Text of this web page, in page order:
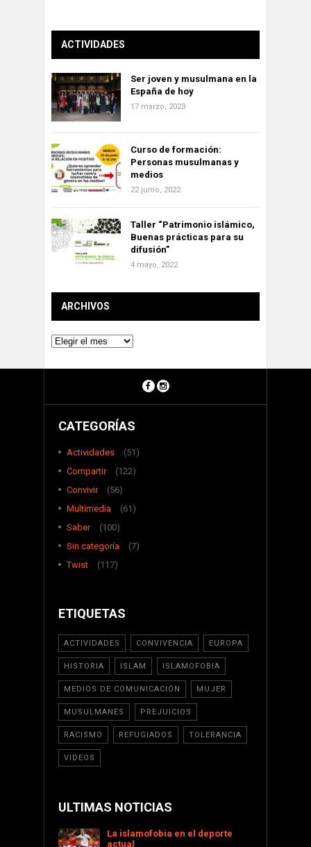
ACTIVIDADES
Ser joven y musulmana en la
España de hoy
17 marzo, 2023
Curso de formación:
Personas musulmanas y
medios
22 junio, 2022
Taller “Patrimonio islámico,
Buenas prácticas para su
difusión”
4 mayo, 2022
ARCHIVOS
Archivos
CATEGORÍAS
Actividades
(51)
Compartir
(122)
Convivir
(56)
Multimedia
(61)
Saber
(100)
Sin categoría
(7)
Twist
(117)
ETIQUETAS
ACTIVIDADES CONVIVENCIA EUROPA
HISTORIA ISLAM ISLAMOFOBIA
MEDIOS DE COMUNICACIÓN MUJER
MUSULMANES PREJUICIOS
RACISMO REFUGIADOS TOLERANCIA
VIDEOS
ULTIMAS NOTICIAS
La islamofobia en el deporte
actual